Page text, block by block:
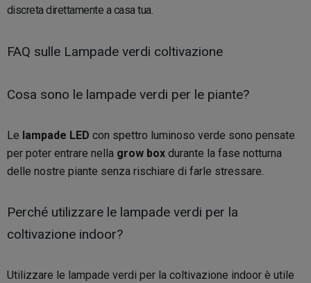
discreta direttamente a casa tua.
FAQ sulle Lampade verdi coltivazione
Cosa sono le lampade verdi per le piante?
Le lampade LED con spettro luminoso verde sono pensate
per poter entrare nella grow box durante la fase notturna
delle nostre piante senza rischiare di farle stressare.
Perché utilizzare le lampade verdi per la
coltivazione indoor?
Utilizzare le lampade verdi per la coltivazione indoor è utile